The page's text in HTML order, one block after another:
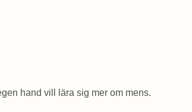
hand vill lära sig mer om mens.